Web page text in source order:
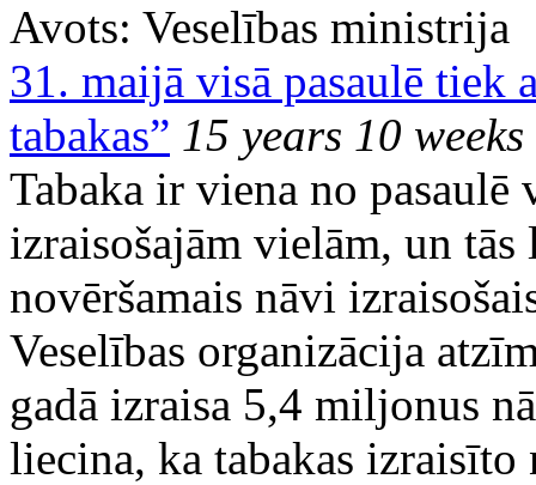
Avots: Veselības ministrija
31. maijā visā pasaulē tiek
tabakas” 15 years 10 weeks
Tabaka ir viena no
izraisošajām vielām, un
novēršamais nāvi
Veselības organizācija
gadā izraisa 5,4 miljonus
liecina, ka tabakas